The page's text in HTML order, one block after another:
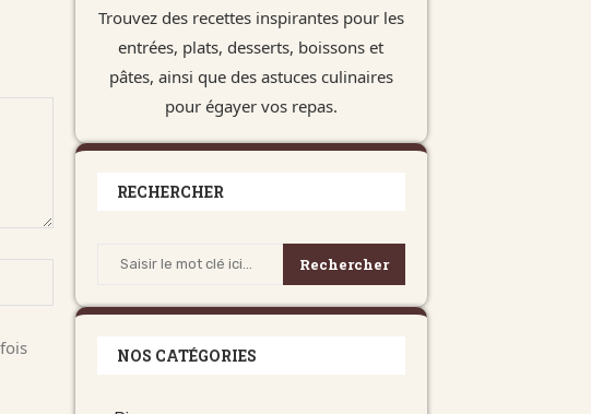
Trouvez des recettes inspirantes pour les
entrées, plats, desserts, boissons et
pâtes, ainsi que des astuces culinaires
pour égayer vos repas.
RECHERCHER
Rechercher
NOS CATÉGORIES